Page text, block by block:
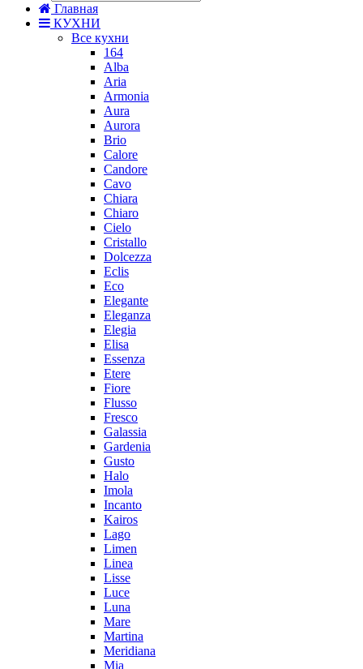
Главная
КУХНИ
Все кухни
164
Alba
Aria
Armonia
Aura
Aurora
Brio
Calore
Candore
Cavo
Chiara
Chiaro
Cielo
Cristallo
Dolcezza
Eclis
Eco
Elegante
Eleganza
Elegia
Elisa
Essenza
Etere
Fiore
Flusso
Fresco
Galassia
Gardenia
Gusto
Halo
Imola
Incanto
Kairos
Lago
Limen
Linea
Lisse
Luce
Luna
Mare
Martina
Meridiana
Mia